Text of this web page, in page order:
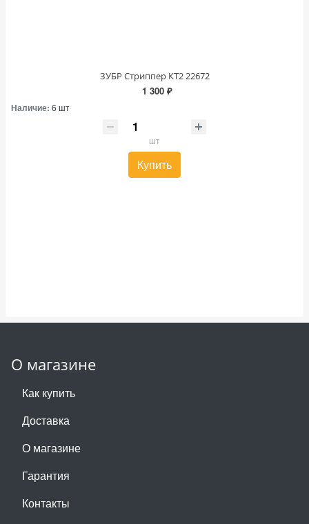
ЗУБР Стриппер КТ2 22672
1 300 ₽
Наличие: 6 шт
шт
Купить
О магазине
Как купить
Доставка
О магазине
Гарантия
Контакты